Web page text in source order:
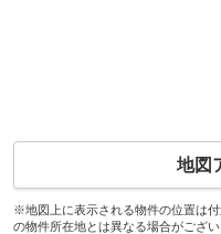
地図
※地図上に表示される物件の位置は
の物件所在地とは異なる場合がござい